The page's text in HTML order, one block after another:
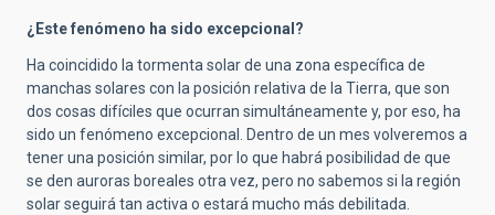
¿Este fenómeno ha sido excepcional?
Ha coincidido la tormenta solar de una zona específica de
manchas solares con la posición relativa de la Tierra, que son
dos cosas difíciles que ocurran simultáneamente y, por eso, ha
sido un fenómeno excepcional. Dentro de un mes volveremos a
tener una posición similar, por lo que habrá posibilidad de que
se den auroras boreales otra vez, pero no sabemos si la región
solar seguirá tan activa o estará mucho más debilitada.